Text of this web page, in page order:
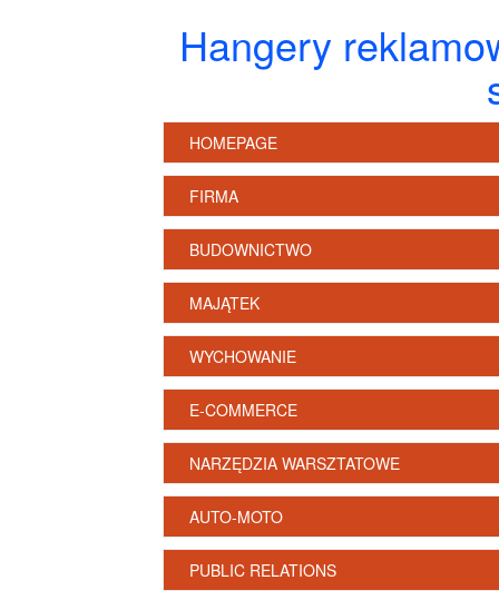
Hangery
HOMEPAGE
FIRMA
BUDOWNICTWO
MAJĄTEK
WYCHOWANIE
E-COMMERCE
NARZĘDZIA WARSZTATOWE
AUTO-MOTO
PUBLIC RELATIONS